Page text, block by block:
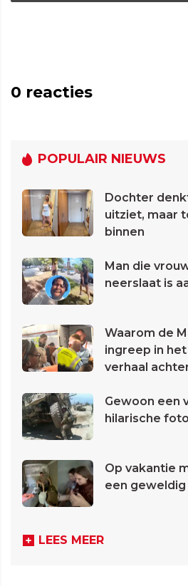
0 reacties
POPULAIR NIEUWS
Dochter
uitziet, maar
binnen
Man die
neerslaat is
Waarom de
ingreep in
verhaal
Gewoon een
hilarische
Op vakantie
een geweldig
LEES MEER